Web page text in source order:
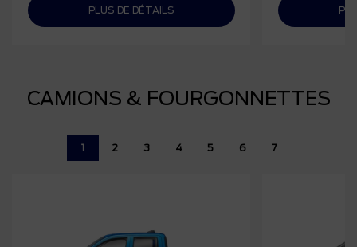
PLUS DE DÉTAILS
CAMIONS & FOURGONNETTES
1 2 3 4 5 6 7